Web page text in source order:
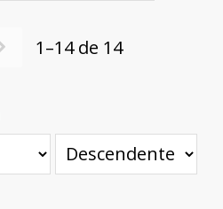
1–14 de 14